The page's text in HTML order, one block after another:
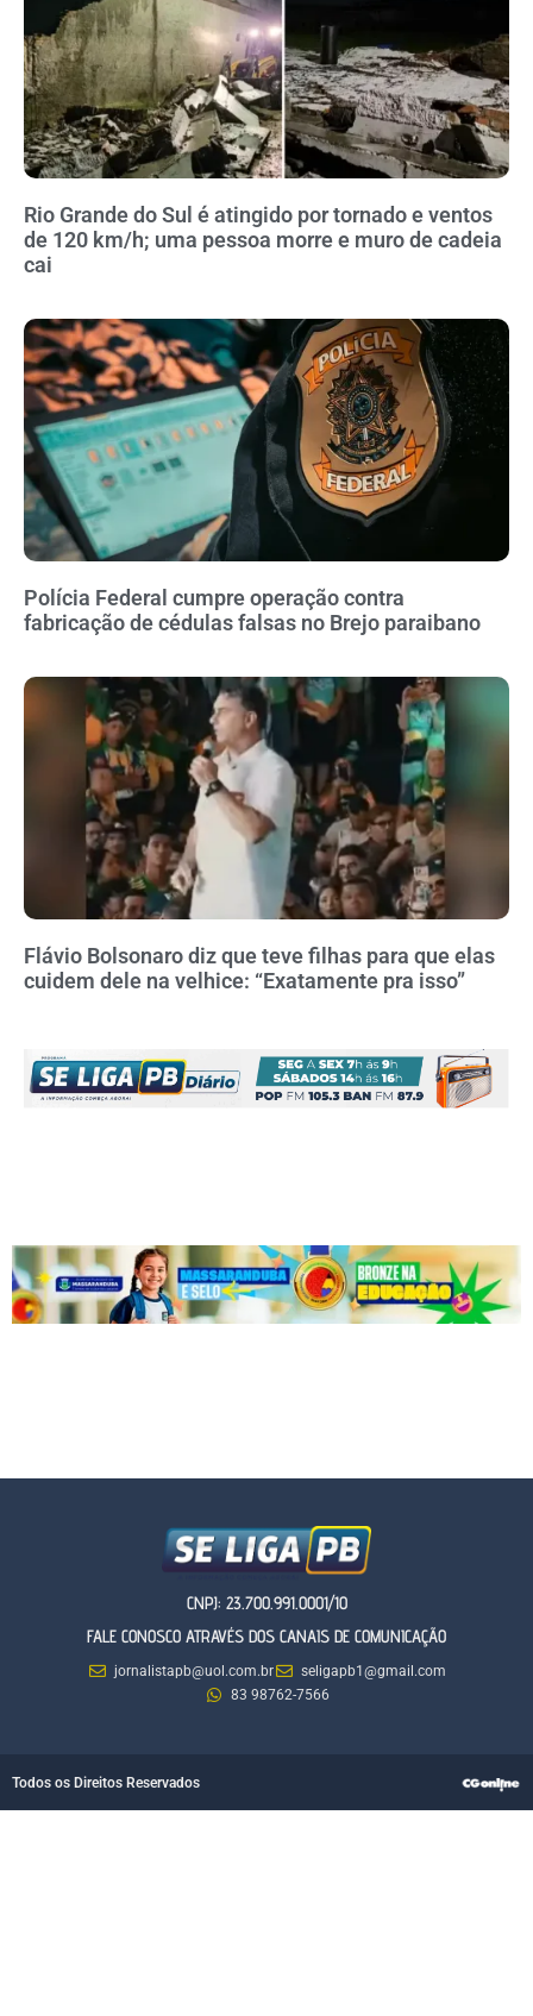
Rio Grande do Sul é atingido por tornado e ventos
de 120 km/h; uma pessoa morre e muro de cadeia
cai
Polícia Federal cumpre operação contra
fabricação de cédulas falsas no Brejo paraibano
Flávio Bolsonaro diz que teve filhas para que elas
cuidem dele na velhice: “Exatamente pra isso”
CNPJ: 23.700.991.0001/10
FALE CONOSCO ATRAVÉS DOS CANAIS DE COMUNICAÇÃO
jornalistapb@uol.com.br
seligapb1@gmail.com
83 98762-7566
Todos os Direitos Reservados